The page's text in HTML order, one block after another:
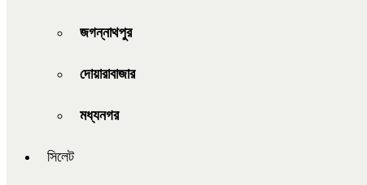
জগন্নাথপুর
দোয়ারাবাজার
মধ্যনগর
সিলেট